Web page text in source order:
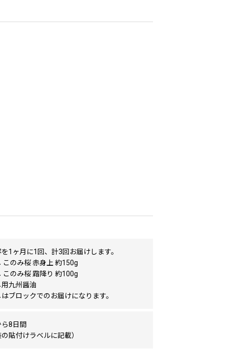
1ヶ月に1回、計3回お届けします。
このみ桜 赤身上 約150g
このみ桜 霜降り 約100g
用九州醤油
ブロックでのお届けになります。
8日間
の貼付けラベルに記載）